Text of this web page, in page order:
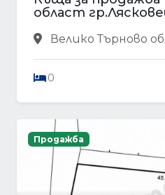
област
Велико Търново
0
Продажба